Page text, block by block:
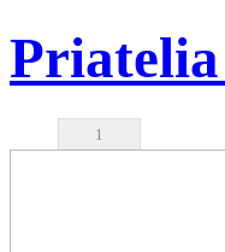
Priatelia
1